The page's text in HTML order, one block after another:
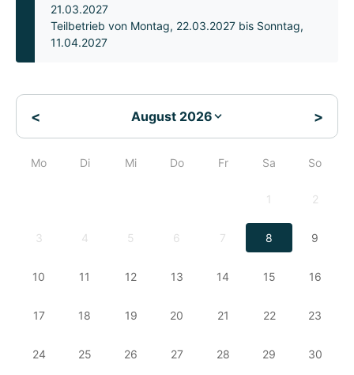
21.03.2027
Teilbetrieb von Montag, 22.03.2027 bis Sonntag,
11.04.2027
< August 2026 >
Mo Di Mi Do Fr Sa So
1 2
3 4 5 6 7 8 9
10 11 12 13 14 15 16
17 18 19 20 21 22 23
24 25 26 27 28 29 30